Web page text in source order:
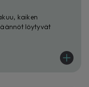
kaiken
löytyvät